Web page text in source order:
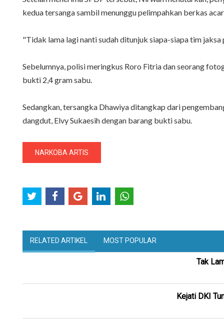
kedua tersanga sambil menunggu pelimpahkan berkas
"Tidak lama lagi nanti sudah ditunjuk siapa-siapa tim jaksa
Sebelumnya, polisi meringkus Roro Fitria dan seorang
bukti 2,4 gram sabu.
Sedangkan, tersangka Dhawiya ditangkap dari
dangdut, Elvy Sukaesih dengan barang bukti sabu.
NARKOBA ARTIS
RELATED ARTIKEL MOST POPULAR
Tak
Kejati DKI